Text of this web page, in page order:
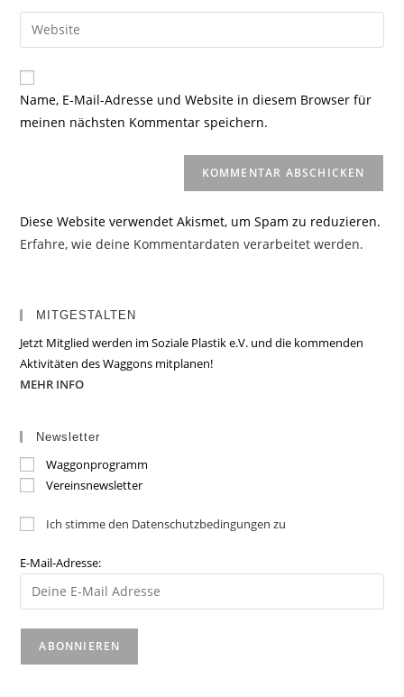
zum
Kommentieren
ein
E-
Mail-
zum
Kommentieren
ein
Gib
deine
Website-
URL
Name, E-Mail-Adresse und Website in diesem Browser für
meinen nächsten Kommentar speichern.
Diese Website verwendet Akismet, um Spam zu reduzieren.
Erfahre, wie deine Kommentardaten verarbeitet werden.
MITGESTALTEN
Jetzt Mitglied werden im Soziale Plastik e.V. und die kommenden
Aktivitäten des Waggons mitplanen!
MEHR INFO
Newsletter
Waggonprogramm
Vereinsnewsletter
Ich stimme den Datenschutzbedingungen zu
E-Mail-Adresse: